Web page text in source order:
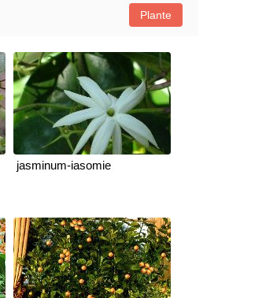
Plante
jasminum-iasomie